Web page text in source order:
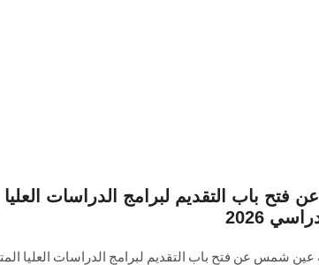
فتح باب التقديم لبرامج الدراسات العليا
2026
عين شمس عن فتح باب التقديم لبرامج الدراسات العليا